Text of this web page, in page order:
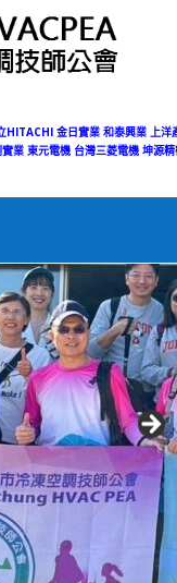
HITACHI 金日實業 和泰興業
上洋
業 東元電機 台灣三菱電機 坤源精
Views:
50,171